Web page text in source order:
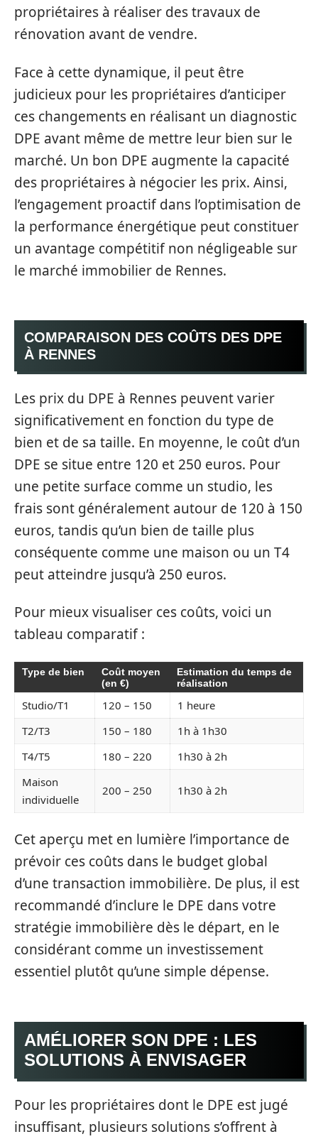
propriétaires à réaliser des travaux de
rénovation avant de vendre.
Face à cette dynamique, il peut être
judicieux pour les propriétaires d’anticiper
ces changements en réalisant un diagnostic
DPE avant même de mettre leur bien sur le
marché. Un bon DPE augmente la capacité
des propriétaires à négocier les prix. Ainsi,
l’engagement proactif dans l’optimisation de
la performance énergétique peut constituer
un avantage compétitif non négligeable sur
le marché immobilier de Rennes.
COMPARAISON DES COÛTS DES DPE
À RENNES
Les prix du DPE à Rennes peuvent varier
significativement en fonction du type de
bien et de sa taille. En moyenne, le coût d’un
DPE se situe entre 120 et 250 euros. Pour
une petite surface comme un studio, les
frais sont généralement autour de 120 à 150
euros, tandis qu’un bien de taille plus
conséquente comme une maison ou un T4
peut atteindre jusqu’à 250 euros.
Pour mieux visualiser ces coûts, voici un
tableau comparatif :
Type de bien
Coût moyen
(en €)
Estimation du temps de
réalisation
Studio/T1 120 – 150
1 heure
T2/T3
150 – 180
1h à 1h30
T4/T5
180 – 220
1h30 à 2h
Maison
individuelle
200 – 250 1h30 à 2h
Cet aperçu met en lumière l’importance de
prévoir ces coûts dans le budget global
d’une transaction immobilière. De plus, il est
recommandé d’inclure le DPE dans votre
stratégie immobilière dès le départ, en le
considérant comme un investissement
essentiel plutôt qu’une simple dépense.
AMÉLIORER SON DPE : LES
SOLUTIONS À ENVISAGER
Pour les propriétaires dont le DPE est jugé
insuffisant, plusieurs solutions s’offrent à